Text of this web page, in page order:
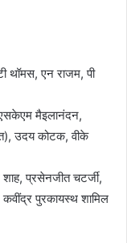
थॉमस, एन राजम, पी
मैइलानंदन,
उदय कोटक, वीके
प्रसेनजीत चटर्जी,
पुरकायस्थ शामिल